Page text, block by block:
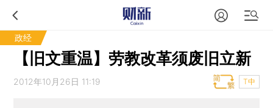
政经
【旧文重温】劳教改革须废旧立新
2012年10月26日 11:19 T中